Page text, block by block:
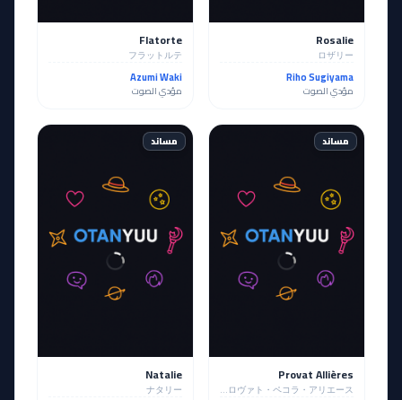
Rosalie
ロザリー
Riho Sugiyama
مؤدي الصوت
Flatorte
フラットルテ
Azumi Waki
مؤدي الصوت
مساند
Provat Allières
プロヴァト・ペコラ・アリエース
مساند
Natalie
ナタリー